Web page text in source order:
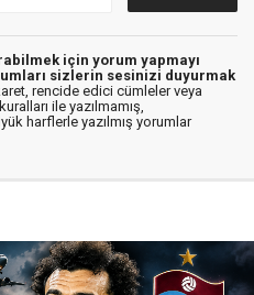
için yorum yapmayı
sizlerin sesinizi duyurmak
rencide edici cümleler veya
ile yazılmamış,
harflerle yazılmış yorumlar